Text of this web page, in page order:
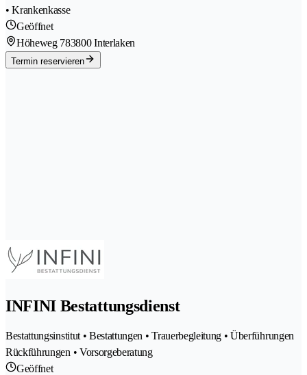
• Krankenkasse
Geöffnet
Höheweg 783800 Interlaken
Termin reservieren
INFINI Bestattungsdienst
Bestattungsinstitut • Bestattungen • Trauerbegleitung • Überführungen
Rückführungen • Vorsorgeberatung
Geöffnet